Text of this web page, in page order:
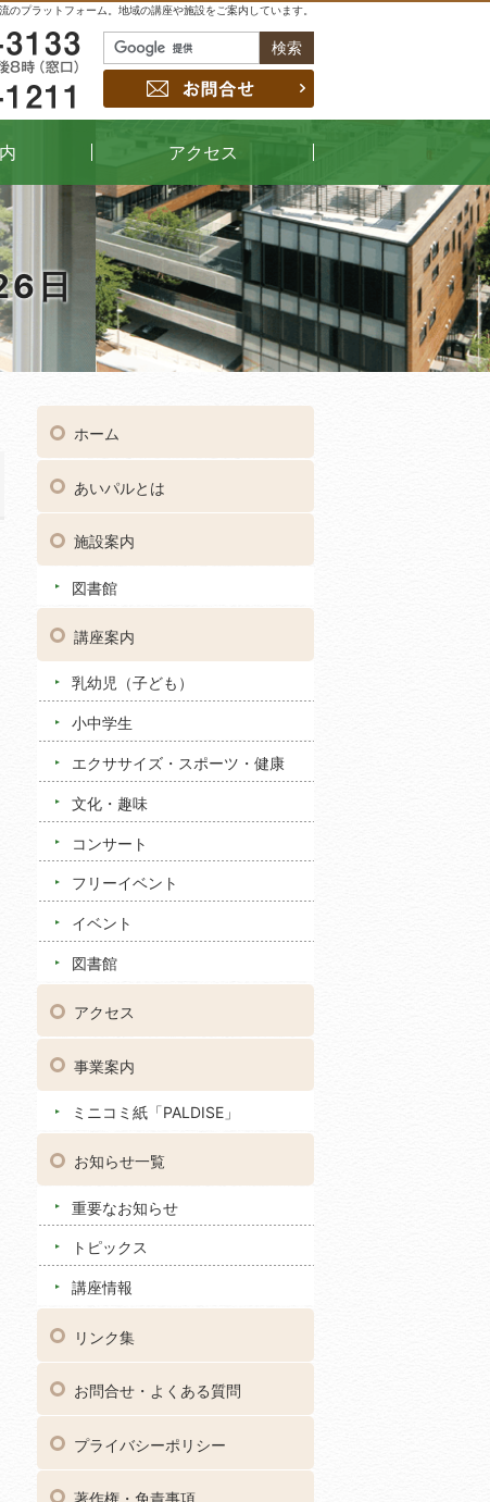
日
のプラットフォーム。地域の講座や施設をご案内しています。
ホーム
あいパルとは
施設案内
図書館
講座案内
乳幼児（子ども）
小中学生
エクササイズ・スポーツ・健康
文化・趣味
コンサート
フリーイベント
イベント
図書館
アクセス
事業案内
ミニコミ紙「PALDISE」
お知らせ一覧
重要なお知らせ
トピックス
講座情報
リンク集
お問合せ・よくある質問
プライバシーポリシー
048-229-3133
048-442-1211
アクセス